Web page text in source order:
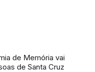
de Memória vai
de Santa Cruz